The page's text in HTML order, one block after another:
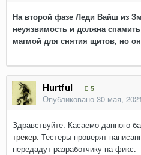
На второй фазе Леди Вайш из
неуязвимость и должна
магмой для снятия щитов, но
Hurtful 5
Опубликовано 30 мая, 2021
Здравствуйте. Касаемо данного
трекер. Тестеры проверят
передадут разработчику на фикс.